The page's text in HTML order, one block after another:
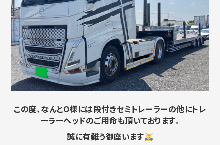
この度、なんとO様には段付きセミトレーラーの他にトレ
ーラーヘッドのご用命も頂いております。
誠に有難う御座います